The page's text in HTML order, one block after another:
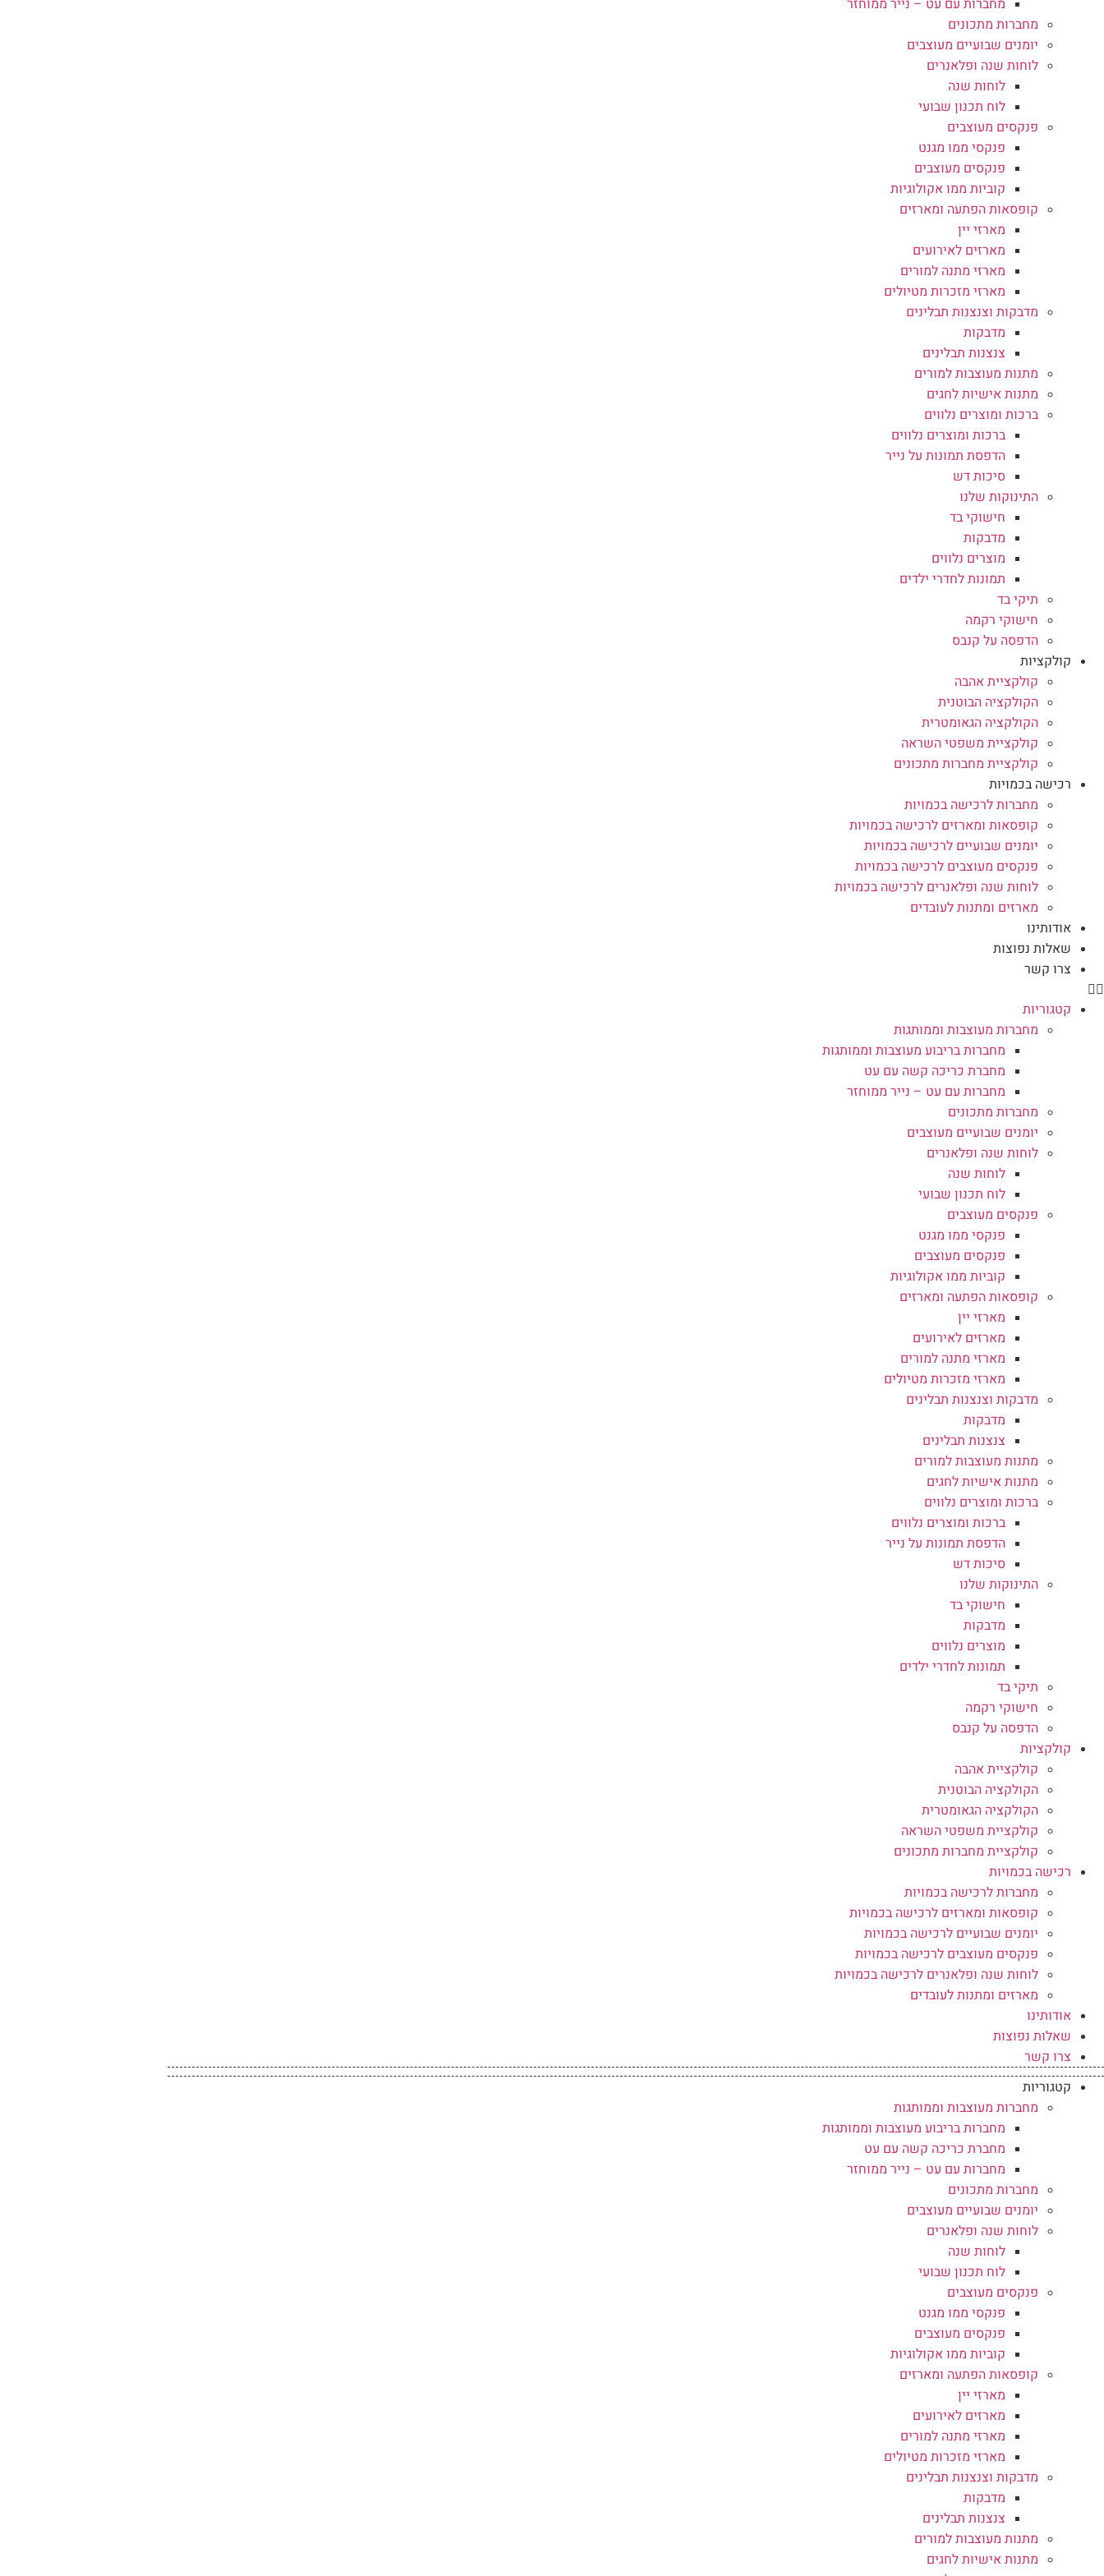
מחברות מתכונים
יומנים שבועיים מעוצבים
לוחות שנה ופלאנרים
לוחות שנה
לוח תכנון שבועי
פנקסים מעוצבים
פנקסי ממו מגנט
פנקסים מעוצבים
קוביות ממו אקולוגיות
קופסאות הפתעה ומארזים
מארזי יין
מארזים לאירועים
מארזי מתנה למורים
מארזי מזכרות מטיולים
מדבקות וצנצנות תבלינים
מדבקות
צנצנות תבלינים
מתנות מעוצבות למורים
מתנות אישיות לחגים
ברכות ומוצרים נלווים
ברכות ומוצרים נלווים
הדפסת תמונות על נייר
סיכות דש
התינוקות שלנו
חישוקי בד
מדבקות
מוצרים נלווים
תמונות לחדרי ילדים
תיקי בד
חישוקי רקמה
הדפסה על קנבס
קולקציות
קולקציית אהבה
הקולקציה הבוטנית
הקולקציה הגאומטרית
קולקציית משפטי השראה
קולקציית מחברות מתכונים
רכישה בכמויות
מחברות לרכישה בכמויות
קופסאות ומארזים לרכישה בכמויות
יומנים שבועיים לרכישה בכמויות
פנקסים מעוצבים לרכישה בכמויות
לוחות שנה ופלאנרים לרכישה בכמויות
מארזים ומתנות לעובדים
אודותינו
שאלות נפוצות
צרו קשר
קטגוריות
מחברות מעוצבות וממותגות
מחברות בריבוע מעוצבות וממותגות
מחברת כריכה קשה עם עט
מחברות עם עט – נייר ממוחזר
מחברות מתכונים
יומנים שבועיים מעוצבים
לוחות שנה ופלאנרים
לוחות שנה
לוח תכנון שבועי
פנקסים מעוצבים
פנקסי ממו מגנט
פנקסים מעוצבים
קוביות ממו אקולוגיות
קופסאות הפתעה ומארזים
מארזי יין
מארזים לאירועים
מארזי מתנה למורים
מארזי מזכרות מטיולים
מדבקות וצנצנות תבלינים
מדבקות
צנצנות תבלינים
מתנות מעוצבות למורים
מתנות אישיות לחגים
ברכות ומוצרים נלווים
ברכות ומוצרים נלווים
הדפסת תמונות על נייר
סיכות דש
התינוקות שלנו
חישוקי בד
מדבקות
מוצרים נלווים
תמונות לחדרי ילדים
תיקי בד
חישוקי רקמה
הדפסה על קנבס
קולקציות
קולקציית אהבה
הקולקציה הבוטנית
הקולקציה הגאומטרית
קולקציית משפטי השראה
קולקציית מחברות מתכונים
רכישה בכמויות
מחברות לרכישה בכמויות
קופסאות ומארזים לרכישה בכמויות
יומנים שבועיים לרכישה בכמויות
פנקסים מעוצבים לרכישה בכמויות
לוחות שנה ופלאנרים לרכישה בכמויות
מארזים ומתנות לעובדים
אודותינו
שאלות נפוצות
צרו קשר
קטגוריות
מחברות מעוצבות וממותגות
מחברות בריבוע מעוצבות וממותגות
מחברת כריכה קשה עם עט
מחברות עם עט – נייר ממוחזר
מחברות מתכונים
יומנים שבועיים מעוצבים
לוחות שנה ופלאנרים
לוחות שנה
לוח תכנון שבועי
פנקסים מעוצבים
פנקסי ממו מגנט
פנקסים מעוצבים
קוביות ממו אקולוגיות
קופסאות הפתעה ומארזים
מארזי יין
מארזים לאירועים
מארזי מתנה למורים
מארזי מזכרות מטיולים
מדבקות וצנצנות תבלינים
מדבקות
צנצנות תבלינים
מתנות מעוצבות למורים
מתנות אישיות לחגים